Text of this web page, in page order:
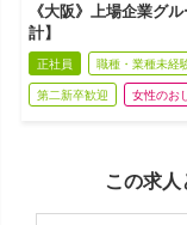
《大阪》上場企業グ
計】
正社員 職種・業種未経
第二新卒歓迎 女性のお
この求